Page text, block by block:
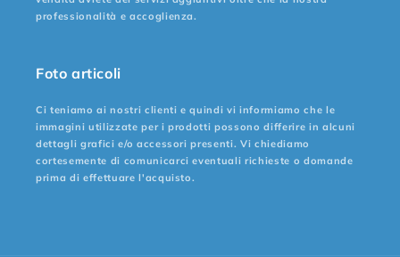
professionalità e accoglienza.
Foto articoli
Ci teniamo ai nostri clienti e quindi vi informiamo che le
immagini utilizzate per i prodotti possono differire in alcuni
dettagli grafici e/o accessori presenti. Vi chiediamo
cortesemente di comunicarci eventuali richieste o domande
prima di effettuare l'acquisto.